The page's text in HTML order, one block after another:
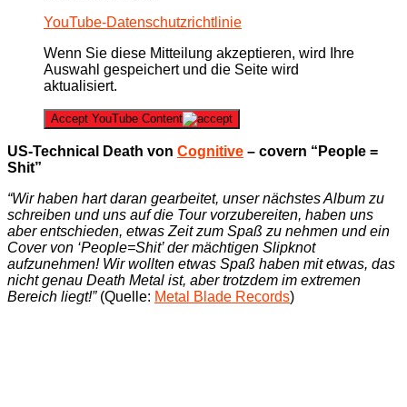
YouTube-Datenschutzrichtlinie
Wenn Sie diese Mitteilung akzeptieren, wird Ihre
Auswahl gespeichert und die Seite wird
aktualisiert.
Accept YouTube Content
US-Technical Death von Cognitive – covern “People =
Shit”
“Wir haben hart daran gearbeitet, unser nächstes Album zu
schreiben und uns auf die Tour vorzubereiten, haben uns
aber entschieden, etwas Zeit zum Spaß zu nehmen und ein
Cover von ‘People=Shit’ der mächtigen Slipknot
aufzunehmen! Wir wollten etwas Spaß haben mit etwas, das
nicht genau Death Metal ist, aber trotzdem im extremen
Bereich liegt!”(Quelle: Metal Blade Records)